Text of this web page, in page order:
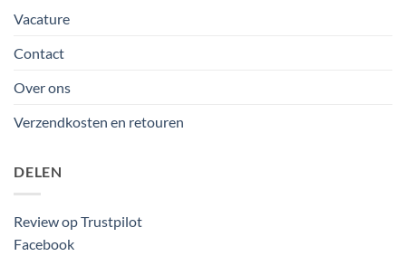
Vacature
Contact
Over ons
Verzendkosten en retouren
DELEN
Review op Trustpilot
Facebook